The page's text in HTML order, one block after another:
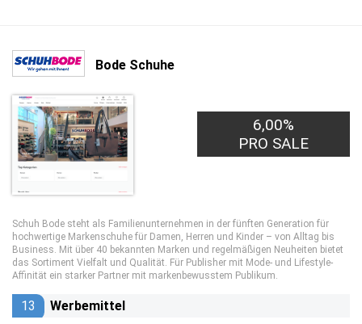
Bode Schuhe
6,00%
PRO SALE
Schuh Bode steht als Familienunternehmen in der fünften Generation für
hochwertige Markenschuhe für Damen, Herren und Kinder – von Alltag bis
Business. Mit über 40 bekannten Marken und regelmäßigen Neuheiten bietet
das Sortiment Vielfalt und Qualität. Für Publisher mit Mode- und Lifestyle-
Affinität ein starker Partner mit markenbewusstem Publikum.
13 Werbemittel